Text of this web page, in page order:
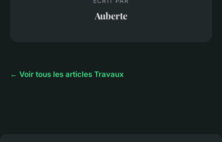
Auberte
← Voir tous les articles Travaux